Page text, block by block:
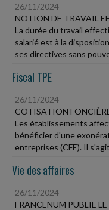
26/11/2024
NOTION DE TRAVAIL
La durée du travail
salarié est à la
ses directives sans
Fiscal TPE
26/11/2024
COTISATION
Les établissements
bénéficier d'une
entreprises (CFE). Il
Vie des affaires
26/11/2024
FRANCENUM PUBLIE